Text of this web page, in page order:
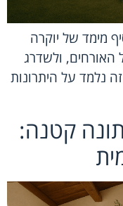
מימד של יוקרה
האורחים, ולשדרג
נלמד על היתרונות
קטנה: